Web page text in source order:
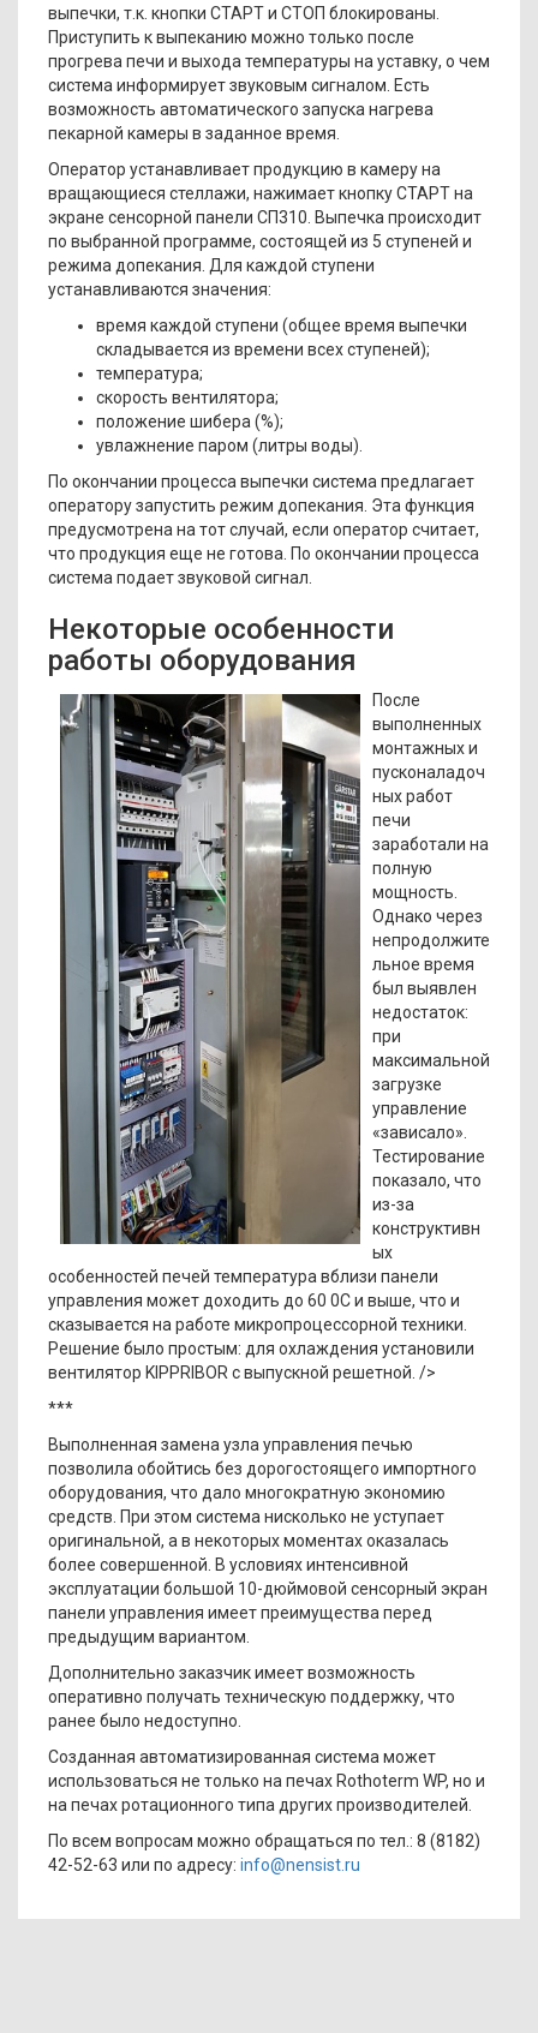
выпечки, т.к. кнопки СТАРТ и СТОП блокированы.
Приступить к выпеканию можно только после
прогрева печи и выхода температуры на уставку, о чем
система информирует звуковым сигналом. Есть
возможность автоматического запуска нагрева
пекарной камеры в заданное время.
Оператор устанавливает продукцию в камеру на
вращающиеся стеллажи, нажимает кнопку СТАРТ на
экране сенсорной панели СП310. Выпечка происходит
по выбранной программе, состоящей из 5 ступеней и
режима допекания. Для каждой ступени
устанавливаются значения:
время каждой ступени (общее время выпечки
складывается из времени всех ступеней);
температура;
скорость вентилятора;
положение шибера (%);
увлажнение паром (литры воды).
По окончании процесса выпечки система предлагает
оператору запустить режим допекания. Эта функция
предусмотрена на тот случай, если оператор считает,
что продукция еще не готова. По окончании процесса
система подает звуковой сигнал.
Некоторые особенности
работы оборудования
После
выполненных
монтажных и
пусконаладоч
ных работ
печи
заработали на
полную
мощность.
Однако через
непродолжите
льное время
был выявлен
недостаток:
при
максимальной
загрузке
управление
«зависало».
Тестирование
показало, что
из-за
конструктивн
ых
особенностей печей температура вблизи панели
управления может доходить до 60 0С и выше, что и
сказывается на работе микропроцессорной техники.
Решение было простым: для охлаждения установили
вентилятор KIPPRIBOR с выпускной решетной. />
***
Выполненная замена узла управления печью
позволила обойтись без дорогостоящего импортного
оборудования, что дало многократную экономию
средств. При этом система нисколько не уступает
оригинальной, а в некоторых моментах оказалась
более совершенной. В условиях интенсивной
эксплуатации большой 10-дюймовой сенсорный экран
панели управления имеет преимущества перед
предыдущим вариантом.
Дополнительно заказчик имеет возможность
оперативно получать техническую поддержку, что
ранее было недоступно.
Созданная автоматизированная система может
использоваться не только на печах Rothoterm WP, но и
на печах ротационного типа других производителей.
По всем вопросам можно обращаться по тел.: 8 (8182)
42-52-63 или по адресу: info@nensist.ru